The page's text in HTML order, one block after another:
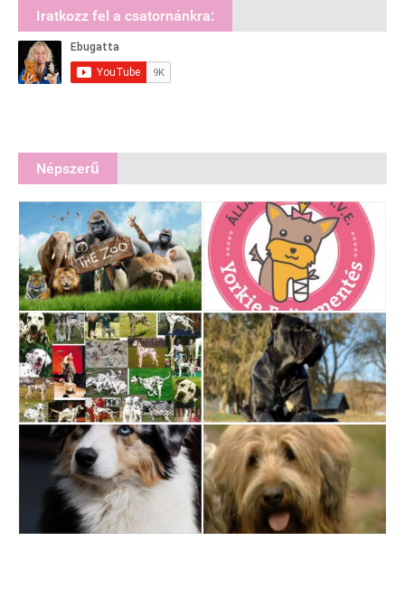
Iratkozz fel a csatornánkra:
Népszerű